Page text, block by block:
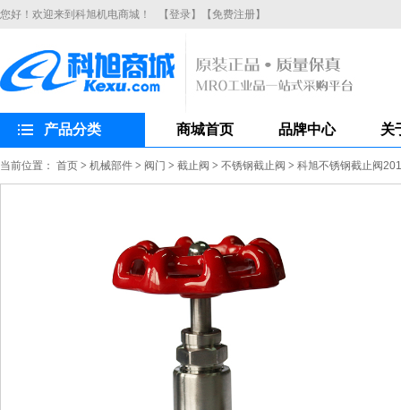
您好！欢迎来到科旭机电商城！ 【登录】 【免费注册】
产品分类 商城首页 品牌中心 关
当前位置： 首页 > 机械部件 > 阀门 > 截止阀 > 不锈钢截止阀 > 科旭不锈钢截止阀